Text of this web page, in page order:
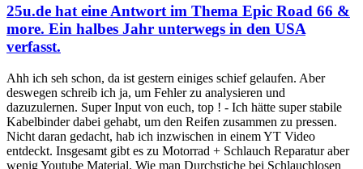
25u.de hat eine Antwort im Thema Epic Road 66 &
more. Ein halbes Jahr unterwegs in den USA
verfasst.
Ahh ich seh schon, da ist gestern einiges schief gelaufen. Aber
deswegen schreib ich ja, um Fehler zu analysieren und
dazuzulernen. Super Input von euch, top ! - Ich hätte super stabile
Kabelbinder dabei gehabt, um den Reifen zusammen zu pressen.
Nicht daran gedacht, hab ich inzwischen in einem YT Video
entdeckt. Insgesamt gibt es zu Motorrad + Schlauch Reparatur aber
wenig Youtube Material. Wie man Durchstiche bei Schlauchlosen